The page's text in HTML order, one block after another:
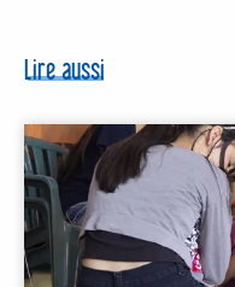
Lire aussi